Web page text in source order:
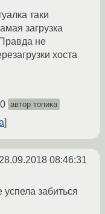
таки
загрузка
не
хоста
автор топика
08:46:31
забиться